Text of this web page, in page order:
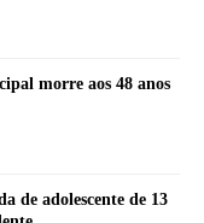
morre aos 48 anos
de adolescente de 13